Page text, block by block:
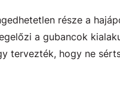
része a
a gubancok
tervezték, hogy ne